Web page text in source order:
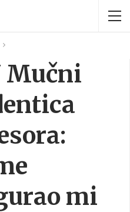
Mučni
mi